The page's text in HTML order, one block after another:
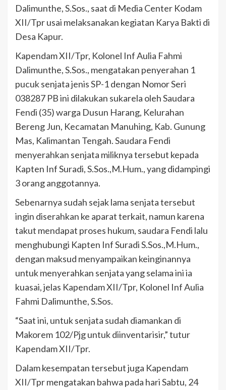
Dalimunthe, S.Sos., saat di Media Center Kodam
XII/Tpr usai melaksanakan kegiatan Karya Bakti di
Desa Kapur.
Kapendam XII/Tpr, Kolonel Inf Aulia Fahmi
Dalimunthe, S.Sos., mengatakan penyerahan 1
pucuk senjata jenis SP-1 dengan Nomor Seri
038287 PB ini dilakukan sukarela oleh Saudara
Fendi (35) warga Dusun Harang, Kelurahan
Bereng Jun, Kecamatan Manuhing, Kab. Gunung
Mas, Kalimantan Tengah. Saudara Fendi
menyerahkan senjata miliknya tersebut kepada
Kapten Inf Suradi, S.Sos.,M.Hum., yang didampingi
3 orang anggotannya.
Sebenarnya sudah sejak lama senjata tersebut
ingin diserahkan ke aparat terkait, namun karena
takut mendapat proses hukum, saudara Fendi lalu
menghubungi Kapten Inf Suradi S.Sos.,M.Hum.,
dengan maksud menyampaikan keinginannya
untuk menyerahkan senjata yang selama ini ia
kuasai, jelas Kapendam XII/Tpr, Kolonel Inf Aulia
Fahmi Dalimunthe, S.Sos.
“Saat ini, untuk senjata sudah diamankan di
Makorem 102/Pjg untuk diinventarisir,” tutur
Kapendam XII/Tpr.
Dalam kesempatan tersebut juga Kapendam
XII/Tpr mengatakan bahwa pada hari Sabtu, 24